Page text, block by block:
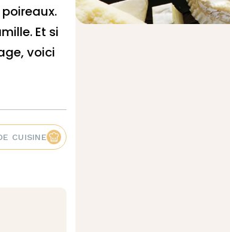
. Et si
voici
CUISINE